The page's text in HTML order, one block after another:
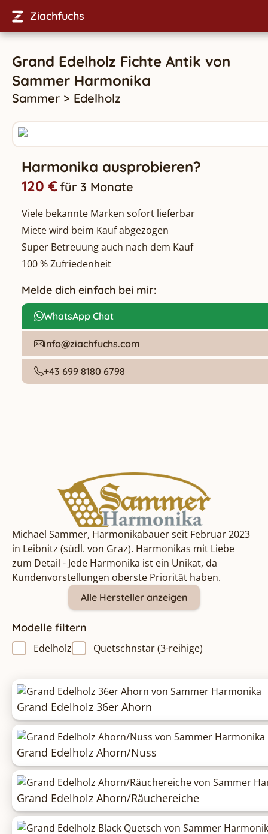
Ziachfuchs
Grand Edelholz Fichte Antik von
Sammer Harmonika
Sammer > Edelholz
Harmonika ausprobieren?
120 €für 3 Monate
Viele bekannte Marken sofort lieferbar
Miete wird beim Kauf abgezogen
Super Betreuung auch nach dem Kauf
100 % Zufriedenheit
Melde dich einfach bei mir:
WhatsApp Chat
info@ziachfuchs.com
+43 699 8180 6798
Michael Sammer, Harmonikabauer seit Februar 2023
in Leibnitz (südl. von Graz). Harmonikas mit Liebe
zum Detail - Jede Harmonika ist ein Unikat, da
Kundenvorstellungen oberste Priorität haben.
Alle Hersteller anzeigen
Modelle filtern
Edelholz Quetschnstar (3-reihige)
Grand Edelholz 36er Ahorn
Grand Edelholz Ahorn/Nuss
Grand Edelholz Ahorn/Räuchereiche